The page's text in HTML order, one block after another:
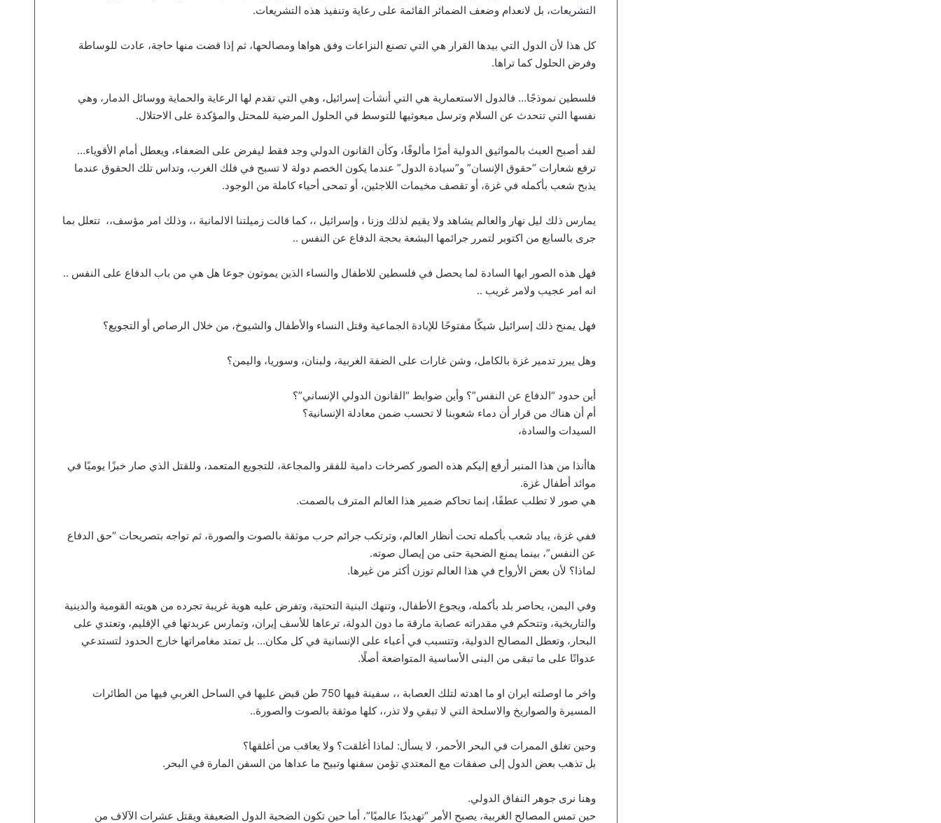
التشريعات، بل لانعدام وضعف الضمائر القائمة على رعاية وتنفيذ هذه التشريعات.
كل هذا لأن الدول التي بيدها القرار هي التي تصنع النزاعات وفق هواها ومصالحها، ثم إذا قضت منها حاجة، عادت للوساطة
وفرض الحلول كما تراها.
فلسطين نموذجًا… فالدول الاستعمارية هي التي أنشأت إسرائيل، وهي التي تقدم لها الرعاية والحماية ووسائل الدمار، وهي
نفسها التي تتحدث عن السلام وترسل مبعوثيها للتوسط في الحلول المرضية للمحتل والمؤكدة على الاحتلال.
لقد أصبح العبث بالمواثيق الدولية أمرًا مألوفًا، وكأن القانون الدولي وجد فقط ليفرض على الضعفاء، ويعطل أمام الأقوياء…
ترفع شعارات “حقوق الإنسان” و”سيادة الدول” عندما يكون الخصم دولة لا تسبح في فلك الغرب، وتداس تلك الحقوق عندما
يذبح شعب بأكمله في غزة، أو تقصف مخيمات اللاجئين، أو تمحى أحياء كاملة من الوجود.
يمارس ذلك ليل نهار والعالم يشاهد ولا يقيم لذلك وزنا ، وإسرائيل ،، كما قالت زميلتنا الالمانية ،، وذلك امر مؤسف،، تتعلل بما
جرى بالسابع من اكتوبر لتمرر جرائمها البشعة بحجة الدفاع عن النفس ..
فهل هذه الصور ايها السادة لما يحصل في فلسطين للاطفال والنساء الذين يموتون جوعا هل هي من باب الدفاع على النفس ..
انه امر عجيب ولامر غريب ..
فهل يمنح ذلك إسرائيل شيكًا مفتوحًا للإبادة الجماعية وقتل النساء والأطفال والشيوخ، من خلال الرصاص أو التجويع؟
وهل يبرر تدمير غزة بالكامل، وشن غارات على الضفة الغربية، ولبنان، وسوريا، واليمن؟
أين حدود “الدفاع عن النفس”؟ وأين ضوابط “القانون الدولي الإنساني”؟
أم أن هناك من قرار أن دماء شعوبنا لا تحسب ضمن معادلة الإنسانية؟
السيدات والسادة،
هاأنذا من هذا المنبر أرفع إليكم هذه الصور كصرخات دامية للفقر والمجاعة، للتجويع المتعمد، وللقتل الذي صار خبزًا يوميًا في
موائد أطفال غزة.
هي صور لا تطلب عطفًا، إنما تحاكم ضمير هذا العالم المترف بالصمت.
ففي غزة، يباد شعب بأكمله تحت أنظار العالم، وترتكب جرائم حرب موثقة بالصوت والصورة، ثم تواجه بتصريحات “حق الدفاع
عن النفس”، بينما يمنع الضحية حتى من إيصال صوته.
لماذا؟ لأن بعض الأرواح في هذا العالم توزن أكثر من غيرها.
وفي اليمن، يحاصر بلد بأكمله، ويجوع الأطفال، وتنهك البنية التحتية، وتفرض عليه هوية غريبة تجرده من هويته القومية والدينية
والتاريخية، وتتحكم في مقدراته عصابة مارقة ما دون الدولة، ترعاها للأسف إيران، وتمارس عربدتها في الإقليم، وتعتدي على
البحار، وتعطل المصالح الدولية، وتتسبب في أعباء على الإنسانية في كل مكان… بل تمتد مغامراتها خارج الحدود لتستدعي
عدوانًا على ما تبقى من البنى الأساسية المتواضعة أصلًا.
واخر ما اوصلته ايران او ما اهدته لتلك العصابة ،، سفينة فيها 750 طن قبض عليها في الساحل الغربي فيها من الطائرات
المسيرة والصواريخ والاسلحة التي لا تبقي ولا تذر،، كلها موثقة بالصوت والصورة..
وحين تغلق الممرات في البحر الأحمر، لا يسأل: لماذا أغلقت؟ ولا يعاقب من أغلقها؟
بل تذهب بعض الدول إلى صفقات مع المعتدي تؤمن سفنها وتبيح ما عداها من السفن المارة في البحر.
وهنا نرى جوهر النفاق الدولي.
حين تمس المصالح الغربية، يصبح الأمر “تهديدًا عالميًا”، أما حين تكون الضحية الدول الضعيفة ويقتل عشرات الآلاف من